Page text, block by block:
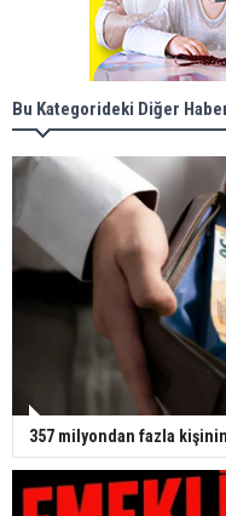
Bu Kategorideki Diğer
357 milyondan fazla